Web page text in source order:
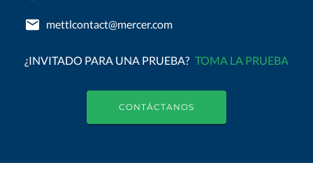
mettlcontact@mercer.com
¿INVITADO PARA UNA PRUEBA? TOMA LA PRUEBA
CONTÁCTANOS